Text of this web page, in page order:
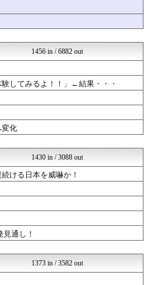
芸能人ニュース速報
芸能人の気になる噂
おいしいまとめ
なんJクエスト
バズッター速報
婚外ちゃんねる
なんJクエスト
気団まとめ-噫無情-｜嫁・...
コノユビニュース｜みんなの...
女子アナお宝画像速報－5c...
Zチャンネル＠VIP
常識的に考えた
かたすみ速報
ガラパゴスジャパン - 海...
くまニュース
韓国ニュース反応まとめ
1456 in / 6882 out
してみるよ！！」←結果・・・
変化
1430 in / 3088 out
ける日本を威嚇か！
通し！
1373 in / 3582 out